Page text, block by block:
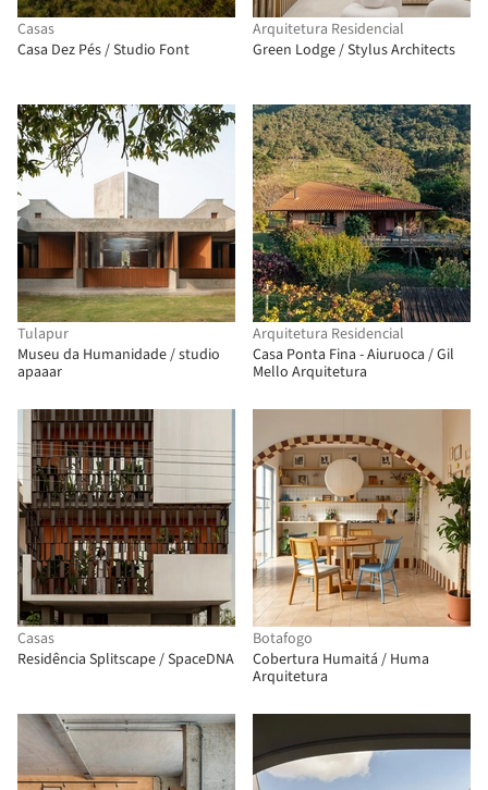
Casas
Casa Dez Pés / Studio Font
Arquitetura Residencial
Green Lodge / Stylus Architects
Tulapur
Museu da Humanidade / studio
apaaar
Arquitetura Residencial
Casa Ponta Fina - Aiuruoca / Gil
Mello Arquitetura
Casas
Residência Splitscape / SpaceDNA
Botafogo
Cobertura Humaitá / Huma
Arquitetura